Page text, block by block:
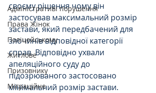
Адміністративі порушення
Права Жінок
Поліцейському
Житлове
Призовнику
Міграційне
своєму рішення чому він
застосував максимальний розмір
застави, який передбачений для
злочинів відповідної категорії
справ. Відповідно ухвали
апеляційного суду до
підозрюваного застосовано
мінімальний розмір застави.